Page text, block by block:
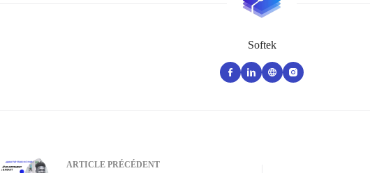
Softek
ARTICLE PRÉCÉDENT